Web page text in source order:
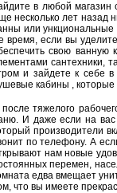
в любой магазин
несколько лет назад
или
время, если вы
свою ванную
сантехники,
и зайдете к себе
кабины , которые
тяжелого
И даже если на вас
производители
по телефону. А
нам новые
перемен,
едва вмещает
что вы имеете